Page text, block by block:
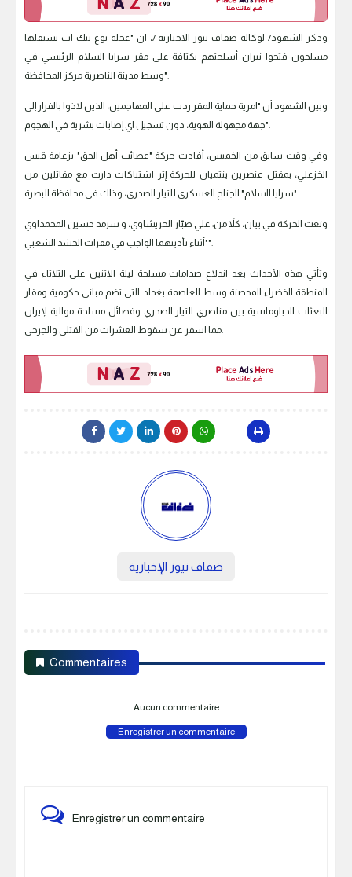
وذكر الشهود/ لوكالة ضفاف نيوز الاخبارية /، ان "عجلة نوع بيك اب يستقلها
مسلحون فتحوا نيران أسلحتهم بكثافة على مقر سرايا السلام الرئيسي في
وسط مدينة الناصرية مركز المحافظة".
وبين الشهود أن "امرية حماية المقر ردت على المهاجمين، الذين لاذوا بالفرار إلى
جهة مجهولة الهوية، دون تسجيل اي إصابات بشرية في الهجوم".
وفي وقت سابق من الخميس، أفادت حركة "عصائب أهل الحق" بزعامة قيس
الخزعلي، بمقتل عنصرين ينتميان للحركة إثر اشتباكات دارت مع مقاتلين من
"سرايا السلام" الجناح العسكري للتيار الصدري، وذلك في محافظة البصرة.
ونعت الحركة في بيان، كلاً من: علي صبّار الحريشاوي، و سرمد حسين المحمداوي
"أثناء تأديتهما الواجب في مقرات الحشد الشعبي".
وتأتي هذه الأحداث بعد اندلاع صدامات مسلحة ليلة الاثنين على الثلاثاء في
المنطقة الخضراء المحصنة وسط العاصمة بغداد التي تضم مباني حكومية ومقار
البعثات الدبلوماسية بين مناصري التيار الصدري وفصائل مسلحة موالية لإيران
مما اسفر عن سقوط العشرات من القتلى والجرحى.
ضفاف نيوز الإخبارية
Commentaires
Aucun commentaire
Enregistrer un commentaire
Enregistrer un commentaire